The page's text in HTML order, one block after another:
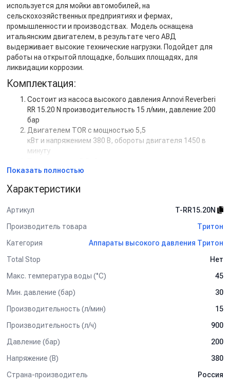
используется для мойки автомобилей, на
сельскохозяйственных предприятиях и фермах,
промышленности и производствах. Модель оснащена
итальянским двигателем, в результате чего АВД
выдерживает высокие технические нагрузки. Подойдет для
работы на открытой площадке, больших площадях, для
ликвидации коррозии.
Комплектация:
Состоит из насоса высокого давления Annovi Reverberi
RR 15.20 N производительность 15 л/мин, давление 200
бар
Двигателем TOR с мощностью 5,5
кВт и напряжением 380 В, обороты двигателя 1450 в
минуту
Дополнительная комплектация:
Манометр
до 50 сек)
Кнопкой на 12В для установки на стену.
Рама на колесах
Барабан для шланга от 10 м до 50 м
Пенокомплект
Шланг высокого давления от 1 м до 50 м
Система пескоструй
Спектр применения:
Используется на профессиональных автомойках, как
легкого типа так и грузового.
поверхностей к нанесению покрытий без использования
абразива
Показать полностью
Характеристики
Артикул
T-RR15.20N
Производитель товара
Тритон
Категория
Аппараты высокого давления Тритон
Total Stop
Нет
Макс. температура воды (°C)
45
Мин. давление (бар)
30
Производительность (л/мин)
15
Производительность (л/ч)
900
Давление (бар)
200
Напряжение (В)
380
Страна-производитель
Россия